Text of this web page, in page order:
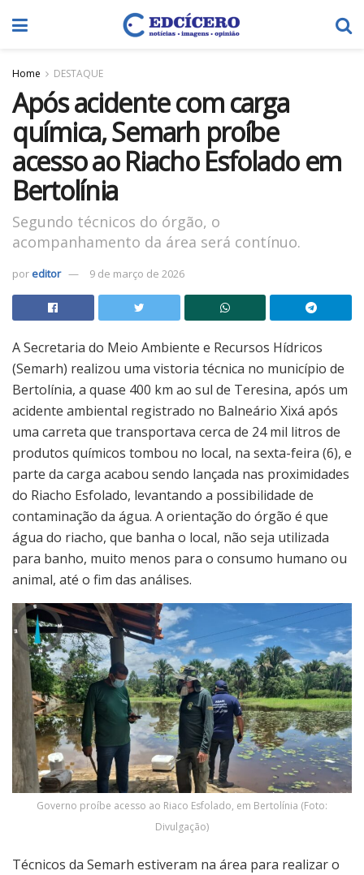
Home DESTAQUE
Após acidente com carga
química, Semarh proíbe
acesso ao Riacho Esfolado em
Bertolínia
Segundo técnicos do órgão, o
acompanhamento da área será contínuo.
por editor 9 de março de 2026
A Secretaria do Meio Ambiente e Recursos Hídricos
(Semarh) realizou uma vistoria técnica no município de
Bertolínia, a quase 400 km ao sul de Teresina, após um
acidente ambiental registrado no Balneário Xixá após
uma carreta que transportava cerca de 24 mil litros de
produtos químicos tombou no local, na sexta-feira (6), e
parte da carga acabou sendo lançada nas proximidades
do Riacho Esfolado, levantando a possibilidade de
contaminação da água. A orientação do órgão é que
água do riacho, que banha o local, não seja utilizada
para banho, muito menos para o consumo humano ou
animal, até o fim das análises.
Governo proíbe acesso ao Riaco Esfolado, em Bertolínia (Foto:
Divulgação)
Técnicos da Semarh estiveram na área para realizar o